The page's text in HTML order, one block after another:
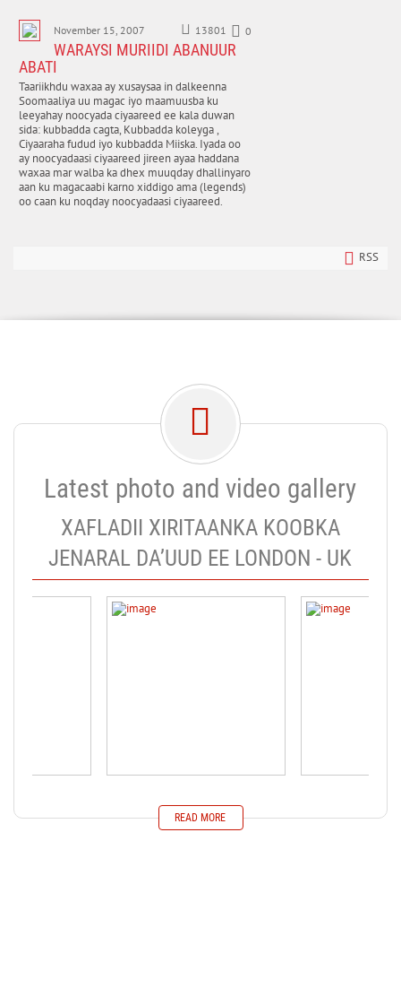
November 15, 2007 0
13801
WARAYSI MURIIDI ABANUUR
ABATI
Taariikhdu waxaa ay xusaysaa in dalkeenna
Soomaaliya uu magac iyo maamuusba ku
leeyahay noocyada ciyaareed ee kala duwan
sida: kubbadda cagta, Kubbadda koleyga ,
Ciyaaraha fudud iyo kubbadda Miiska. Iyada oo
ay noocyadaasi ciyaareed jireen ayaa haddana
waxaa mar walba ka dhex muuqday dhallinyaro
aan ku magacaabi karno xiddigo ama (legends)
oo caan ku noqday noocyadaasi ciyaareed.
RSS
Latest photo and video gallery
XAFLADII XIRITAANKA KOOBKA
JENARAL DA’UUD EE LONDON - UK
READ MORE